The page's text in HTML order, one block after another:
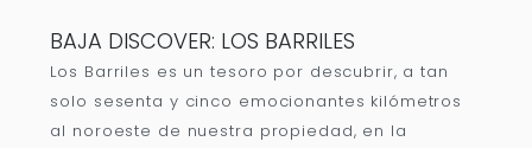
BAJA DISCOVER: LOS BARRILES
Los Barriles es un tesoro por descubrir, a tan
solo sesenta y cinco emocionantes kilómetros
al noroeste de nuestra propiedad, en la